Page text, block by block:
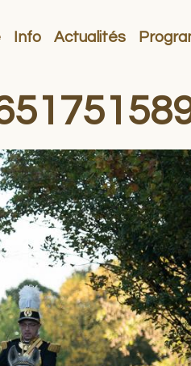
Info Actualités